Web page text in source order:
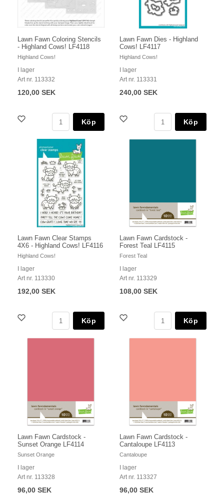
Lawn Fawn Coloring Stencils
- Highland Cows! LF4118
Highland Cows!
I lager
Art nr. 113332
120,00 SEK
Köp
Lawn Fawn Dies - Highland
Cows! LF4117
Highland Cows!
I lager
Art nr. 113331
240,00 SEK
Köp
Lawn Fawn Clear Stamps
4X6 - Highland Cows! LF4116
Highland Cows!
I lager
Art nr. 113330
192,00 SEK
Köp
Lawn Fawn Cardstock -
Forest Teal LF4115
Forest Teal
I lager
Art nr. 113329
108,00 SEK
Köp
Lawn Fawn Cardstock -
Sunset Orange LF4114
Sunset Orange
I lager
Art nr. 113328
96,00 SEK
Lawn Fawn Cardstock -
Cantaloupe LF4113
Cantaloupe
I lager
Art nr. 113327
96,00 SEK